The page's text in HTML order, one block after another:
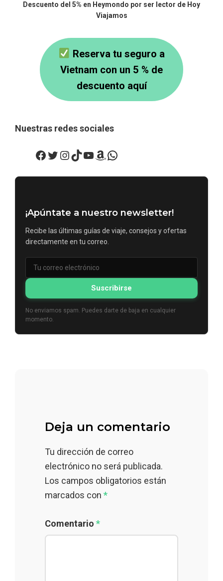
Descuento del 5% en Heymondo por ser lector de Hoy
Viajamos
Reserva tu seguro a
Vietnam con un 5 % de
descuento aquí
Nuestras redes sociales
Facebook
Twitter
Instagram
TikTok
YouTube
Amazon
WhatsApp
¡Apúntate a nuestro newsletter!
Recibe las últimas guías de viaje, consejos y ofertas
directamente en tu correo.
Suscribirse
No enviamos spam. Puedes darte de baja en cualquier
momento.
Deja un comentario
Tu dirección de correo
electrónico no será publicada.
Los campos obligatorios están
marcados con *
Comentario *